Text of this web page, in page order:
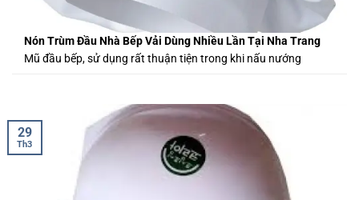
Nón Trùm Đầu Nhà Bếp Vải Dùng Nhiều Lần Tại Nha Trang
Mũ đầu bếp, sử dụng rất thuận tiện trong khi nấu nướng
29
Th3